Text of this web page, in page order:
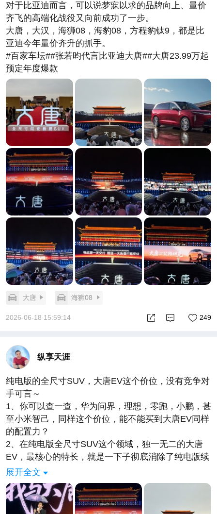
对于比亚迪而言，可以说梦寐以求的品牌向上、量价
齐飞的高端化战役又向前成功了一步。
大唐，大汉，海狮08，海豹08，方程豹钛9，都是比
亚迪今年量价齐升的抓手。
#百家车坛##张若昀代言比亚迪大唐##大唐23.99万起
预定年度爆款
大唐 海狮08
2026-06-18 15:59:14 249
纵享天涯
纯电版的全尺寸SUV，大唐EV这个价位，没有竞争对
手可言～
1、你可以查一查，华为问界，理想，零跑，小鹏，甚
至小米智己，同样这个价位，能不能买到大唐EV同样
的配置力？
2、在纯电版全尺寸SUV这个领域，独一无二的大唐
EV，最核心的特长，就是一下子彻底消除了纯电版续
航焦虑！
3、800km纯电续航只是起步版，950km超长纯电续
航，850km四驱纯电续航！比亚迪最新最牛的第二代
刀片电池和全新的闪充技术，5分好9分饱3分寒，足
展开全文